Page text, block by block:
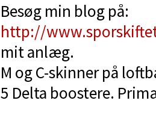
Besøg min blog på:
http://
mit anlæg.
M og C-skinner på
5 Delta boostere.